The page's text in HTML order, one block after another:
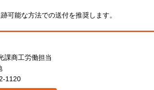
可能な方法での送付を推奨します。
課商工労働担当
1120